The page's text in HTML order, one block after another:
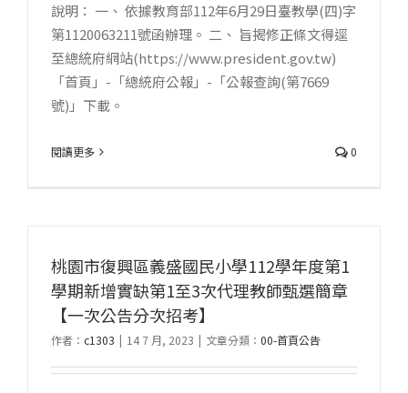
說明： 一、 依據教育部112年6月29日臺教學(四)字
第1120063211號函辦理。 二、 旨揭修正條文得逕
至總統府網站(https://www.president.gov.tw)
「首頁」-「總統府公報」-「公報查詢(第7669
號)」下載。
閱讀更多 0
桃園市復興區義盛國民小學112學年度第1
學期新增實缺第1至3次代理教師甄選簡章
【一次公告分次招考】
作者： c1303 | 14 7 月, 2023 | 文章分類： 00-首頁公告